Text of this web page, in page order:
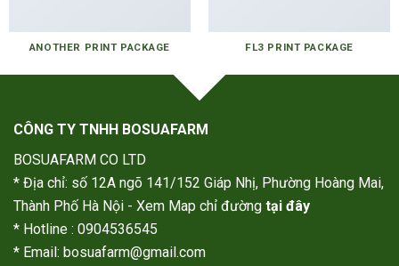
ANOTHER PRINT PACKAGE FL3 PRINT PACKAGE
CÔNG TY TNHH BOSUAFARM
BOSUAFARM CO LTD
* Địa chỉ: số 12A ngõ 141/152 Giáp Nhị, Phường Hoàng Mai,
Thành Phố Hà Nội - Xem Map chỉ đường tại đây
* Hotline : 0904536545
* Email: bosuafarm@gmail.com